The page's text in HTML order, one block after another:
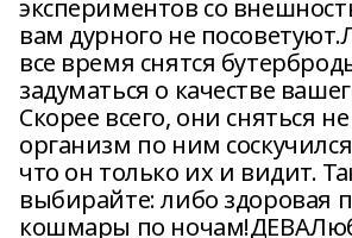
экспериментов со
вам дурного не
все время снятся
задуматься о качестве
Скорее всего, они сняться
организм по ним
что он только их и видит.
выбирайте: либо здоровая
кошмары по